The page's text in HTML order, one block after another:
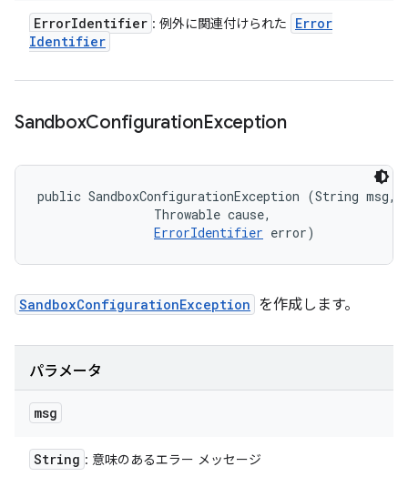
ErrorIdentifier : 例外に関連付けられた
Error
Identifier
SandboxConfigurationException
public SandboxConfigurationException (String msg,
                Throwable cause,
ErrorIdentifier error)
SandboxConfigurationException を作成します。
パラメータ
msg
String : 意味のあるエラー メッセージ